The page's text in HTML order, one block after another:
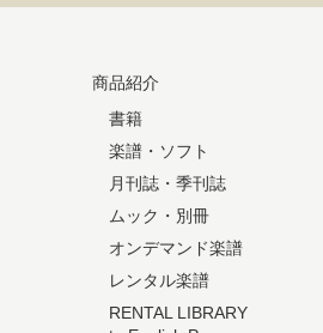
商品紹介
書籍
楽譜・ソフト
月刊誌・季刊誌
ムック・別冊
オンデマンド楽譜
レンタル楽譜
RENTAL LIBRARY